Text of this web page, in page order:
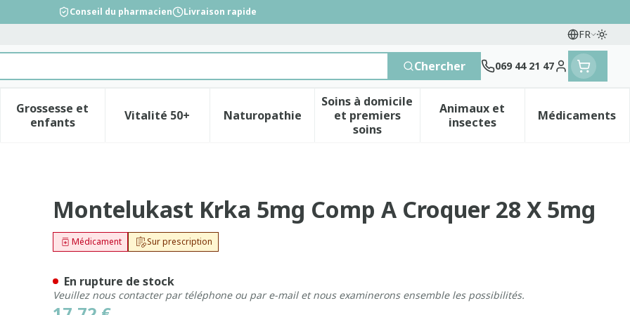
Conseil du pharmacien Livraison rapide
FR
Langues
Chercher 069 44 21 47
Menu client
catégorie Beauté, soins et hygiène
sous-menu pour la catégorie Régime, alimentation & vitamines
Grossesse et
enfants
Afficher le sous-menu pour la catégorie Grossesse et enfants
Vitalité 50+Afficher le sous-menu pour la catégorie Vitalité 50+
NaturopathieAfficher le sous-menu pour la catégorie Naturopathie
Soins à domicile
et premiers
soins
Afficher le sous-menu pour la catégorie
Animaux et
insectesAfficher le sous-menu
Médicaments
Afficher
A Croquer 28 X 5mg
Montelukast Krka 5mg Comp A Croquer 28 X 5mg
Sur prescription
Médicament
En rupture de stock
Veuillez nous contacter par téléphone ou par e-mail et nous examinerons ensemble les possibilités.